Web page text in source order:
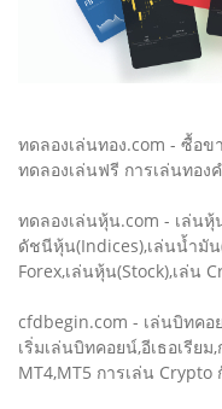
ทดลองเล่นทอง.com - ซื้อข
ทดลองเล่นฟรี การเล่นทอ
ทดลองเล่นหุ้น.com - เล่น
ดัชนีหุ้น(Indices),เล่นน้ำมัน
Forex,เล่นหุ้น(Stock),เล่น
cfdbegin.com - เล่นบิทค
เริ่มเล่นบิทคอยน์,อีเธอเรีย
MT4,MT5 การเล่น Crypto